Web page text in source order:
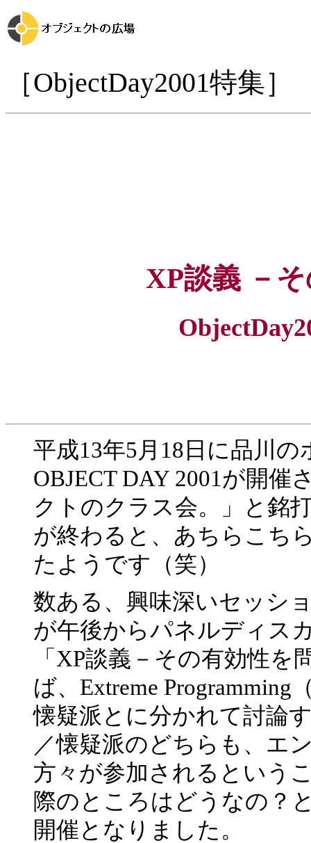
［ObjectDay2001特集］
XP談義 －
平成13年5月18日に品川
OBJECT DAY 2001が開
クトのクラス会。」と銘
が終わると、あちらこち
たようです（笑）
数ある、興味深いセッシ
が午後からパネルディス
「XP談義－その有効性
ば、Extreme
懐疑派とに分かれて討論
／懐疑派のどちらも、エ
方々が参加されるという
際のところはどうなの？
開催となりました。